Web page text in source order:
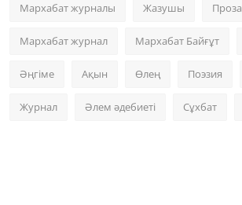
Мархабат журналы Жазушы Проза
Мархабат журнал Мархабат Байғұт
Әңгіме Ақын Өлең Поэзия
Журнал Әлем әдебиеті Сұхбат